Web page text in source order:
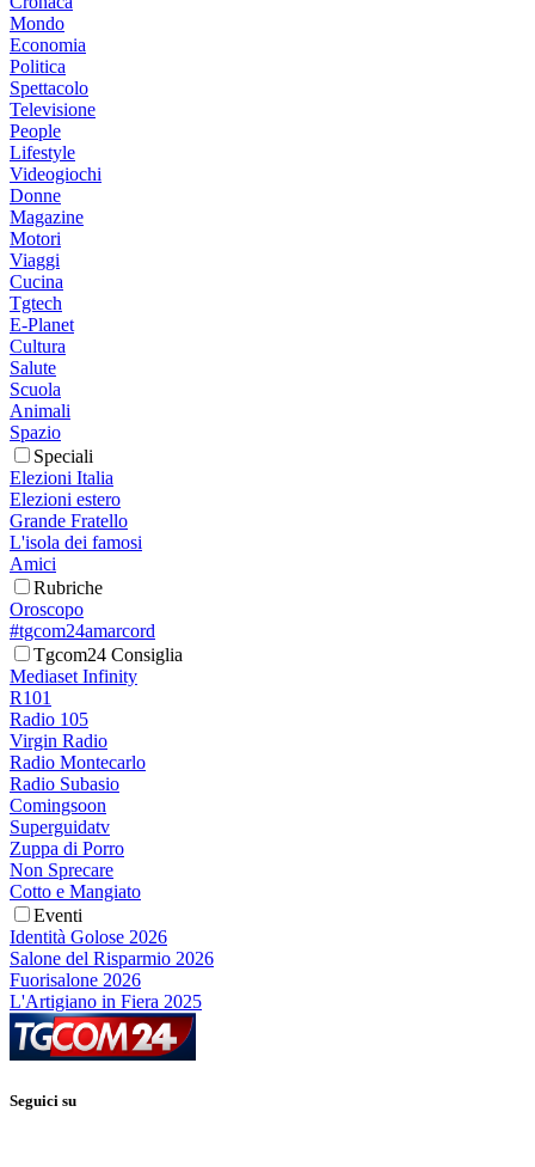
Mondo
Economia
Politica
Spettacolo
Televisione
People
Lifestyle
Videogiochi
Donne
Magazine
Motori
Viaggi
Cucina
Tgtech
E-Planet
Cultura
Salute
Scuola
Animali
Spazio
Speciali
Elezioni Italia
Elezioni estero
Grande Fratello
L'isola dei famosi
Amici
Rubriche
Oroscopo
#tgcom24amarcord
Tgcom24 Consiglia
Mediaset Infinity
R101
Radio 105
Virgin Radio
Radio Montecarlo
Radio Subasio
Comingsoon
Superguidatv
Zuppa di Porro
Non Sprecare
Cotto e Mangiato
Eventi
Identità Golose 2026
Salone del Risparmio 2026
Fuorisalone 2026
L'Artigiano in Fiera 2025
Seguici su